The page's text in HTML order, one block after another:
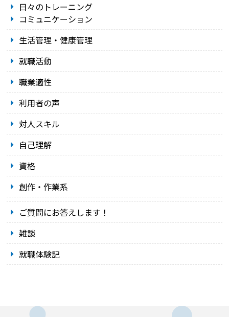
日々のトレーニング
コミュニケーション
生活管理・健康管理
就職活動
職業適性
利用者の声
対人スキル
自己理解
資格
創作・作業系
ご質問にお答えします！
雑談
就職体験記